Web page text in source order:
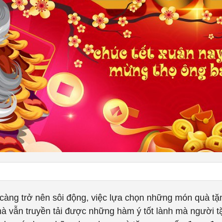
trở nên sôi động, việc lựa chọn những món quà
vẫn truyền tải được những hàm ý tốt lành mà người